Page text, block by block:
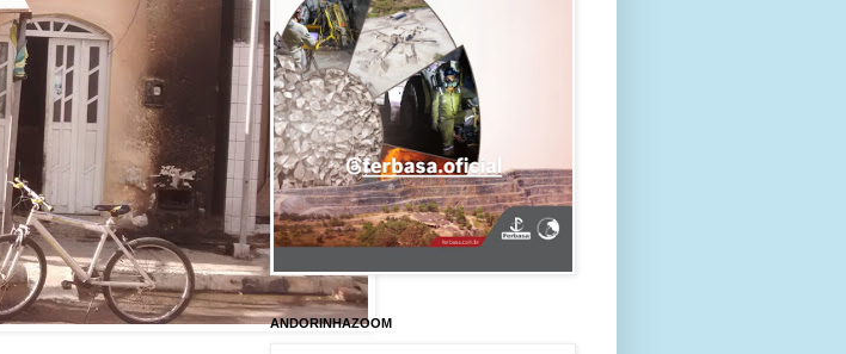
ANDORINHAZOOM